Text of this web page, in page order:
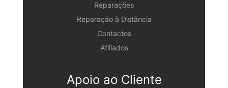
Reparações
Reparação à Distância
Contactos
Afiliados
Apoio ao Cliente